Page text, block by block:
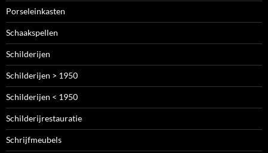
Porseleinkasten
Schaakspellen
Schilderijen
Schilderijen > 1950
Schilderijen < 1950
Schilderijrestauratie
Schrijfmeubels